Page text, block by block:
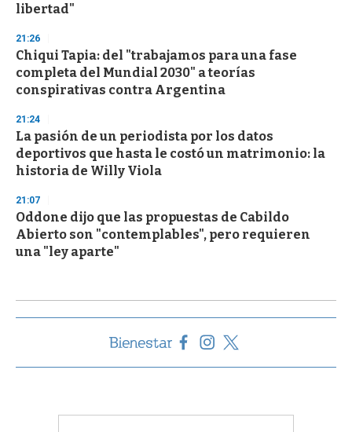
libertad"
21:26
Chiqui Tapia: del "trabajamos para una fase
completa del Mundial 2030" a teorías
conspirativas contra Argentina
21:24
La pasión de un periodista por los datos
deportivos que hasta le costó un matrimonio: la
historia de Willy Viola
21:07
Oddone dijo que las propuestas de Cabildo
Abierto son "contemplables", pero requieren
una "ley aparte"